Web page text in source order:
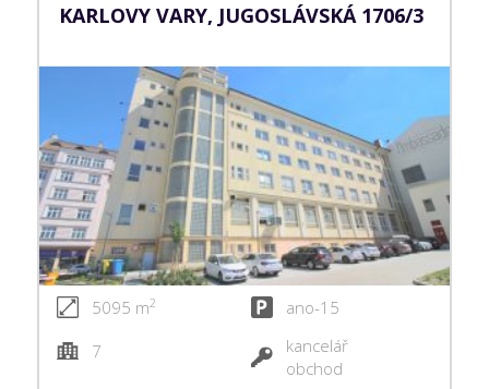
KARLOVY VARY, JUGOSLÁVSKÁ 1706/3
5095 m2
ano-15
7
kancelář
obchod